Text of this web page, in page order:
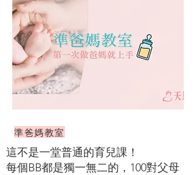
準爸媽教室
這不是一堂普通的育兒課！
每個BB都是獨一無二的，100對父母